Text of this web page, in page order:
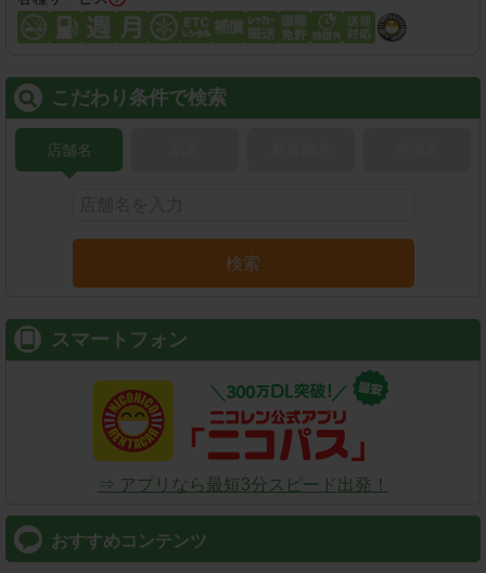
こだわり条件で検索
店舗名
検索
スマートフォン
⇒ アプリなら最短3分スピード出発！
おすすめコンテンツ